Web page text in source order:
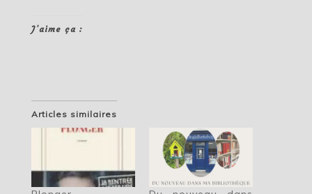
J’aime ça :
Articles similaires